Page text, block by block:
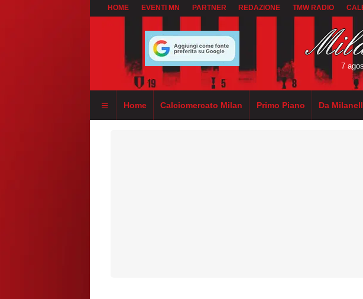
HOME EVENTI MN PARTNER REDAZIONE TMW RADIO
7
Home Calciomercato Milan Primo Piano Da